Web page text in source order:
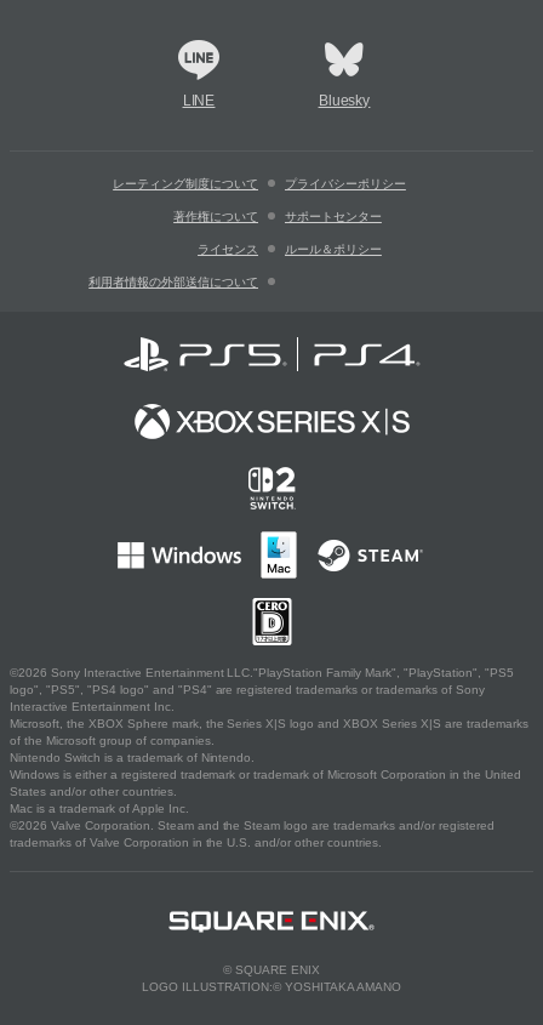
LINE Bluesky
レーティング制度について プライバシーポリシー
著作権について サポートセンター
ライセンス ルール＆ポリシー
利用者情報の外部送信について
©2026 Sony Interactive Entertainment LLC."PlayStation Family Mark", "PlayStation", "PS5
logo", "PS5", "PS4 logo" and "PS4" are registered trademarks or trademarks of Sony
Interactive Entertainment Inc.
Microsoft, the XBOX Sphere mark, the Series X|S logo and XBOX Series X|S are trademarks
of the Microsoft group of companies.
Nintendo Switch is a trademark of Nintendo.
Windows is either a registered trademark or trademark of Microsoft Corporation in the United
States and/or other countries.
Mac is a trademark of Apple Inc.
©2026 Valve Corporation. Steam and the Steam logo are trademarks and/or registered
trademarks of Valve Corporation in the U.S. and/or other countries.
© SQUARE ENIX
LOGO ILLUSTRATION:© YOSHITAKA AMANO